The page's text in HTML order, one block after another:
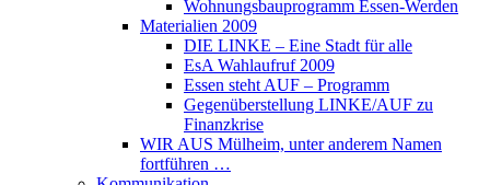
Wohnungsbauprogramm Essen-Werden
Materialien 2009
DIE LINKE – Eine Stadt für alle
EsA Wahlaufruf 2009
Essen steht AUF – Programm
Gegenüberstellung LINKE/AUF zu
Finanzkrise
WIR AUS Mülheim, unter anderem Namen
fortführen …